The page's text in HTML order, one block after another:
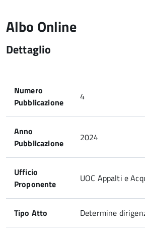
Albo Online
Dettaglio
Numero
Pubblicazione
4
Anno
Pubblicazione
2024
Ufficio
Proponente
UOC Appalti e
Tipo Atto Determine